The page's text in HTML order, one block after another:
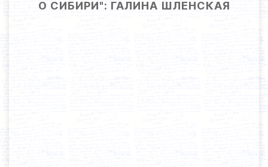
О СИБИРИ": ГАЛИНА ШЛЕНСКАЯ